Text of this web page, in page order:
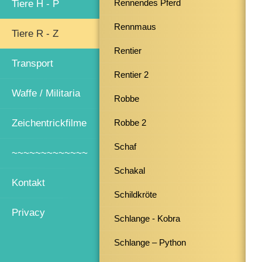
Tiere H - P
Tiere R - Z
Transport
Waffe / Militaria
Zeichentrickfilme
~~~~~~~~~~~~~
Kontakt
Privacy
Rennendes Pferd
Rennmaus
Rentier
Rentier 2
Robbe
Robbe 2
Schaf
Schakal
Schildkröte
Schlange - Kobra
Schlange – Python